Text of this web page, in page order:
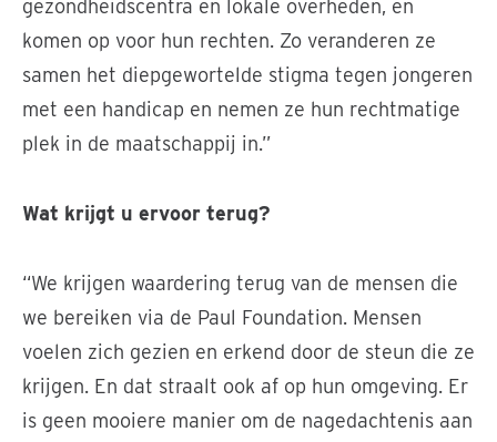
gezondheidscentra en lokale overheden, en
komen op voor hun rechten. Zo veranderen ze
samen het diepgewortelde stigma tegen jongeren
met een handicap en nemen ze hun rechtmatige
plek in de maatschappij in.”
Wat krijgt u ervoor terug?
“We krijgen waardering terug van de mensen die
we bereiken via de Paul Foundation. Mensen
voelen zich gezien en erkend door de steun die ze
krijgen. En dat straalt ook af op hun omgeving. Er
is geen mooiere manier om de nagedachtenis aan